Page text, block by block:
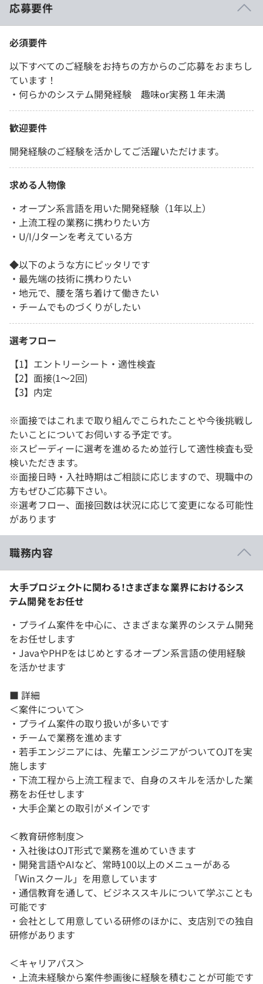
応募要件
必須要件
以下すべてのご経験をお持ちの方からのご応募をおまちし
ています！
・何らかのシステム開発経験 趣味or実務１年未満
歓迎要件
開発経験のご経験を活かしてご活躍いただけます。
求める人物像
・オープン系言語を用いた開発経験（1年以上）
・上流工程の業務に携わりたい方
・U/I/Jターンを考えている方
◆以下のような方にピッタリです
・最先端の技術に携わりたい
・地元で、腰を落ち着けて働きたい
・チームでものづくりがしたい
選考フロー
【1】エントリーシート・適性検査
【2】面接(1～2回)
【3】内定
※面接ではこれまで取り組んでこられたことや今後挑戦し
たいことについてお伺いする予定です。
※スピーディーに選考を進めるため並行して適性検査も受
検いただきます。
※面接日時・入社時期はご相談に応じますので、現職中の
方もぜひご応募下さい。
※選考フロー、面接回数は状況に応じて変更になる可能性
があります
職務内容
大手プロジェクトに関わる！さまざまな業界におけるシス
テム開発をお任せ
・プライム案件を中心に、さまざまな業界のシステム開発
をお任せします
・JavaやPHPをはじめとするオープン系言語の使用経験
を活かせます
■ 詳細
＜案件について＞
・プライム案件の取り扱いが多いです
・チームで業務を進めます
・若手エンジニアには、先輩エンジニアがついてOJTを実
施します
・下流工程から上流工程まで、自身のスキルを活かした業
務をお任せします
・大手企業との取引がメインです
＜教育研修制度＞
・入社後はOJT形式で業務を進めていきます
・開発言語やAIなど、常時100以上のメニューがある
「Winスクール」を用意しています
・通信教育を通して、ビジネススキルについて学ぶことも
可能です
・会社として用意している研修のほかに、支店別での独自
研修があります
＜キャリアパス＞
・上流未経験から案件参画後に経験を積むことが可能です